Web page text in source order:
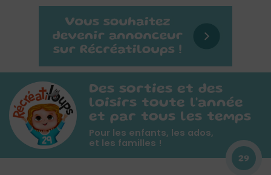
Des sorties et des
loisirs toute l'année
et par tous les temps
Pour les enfants, les ados,
et les familles !
29